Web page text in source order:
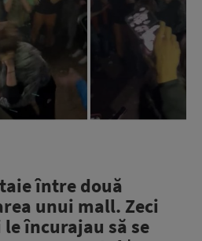
între două
unui mall. Zeci
încurajau să se